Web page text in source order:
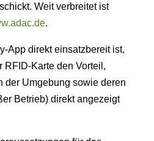
Weit verbreitet ist
.
App direkt einsatzbereit ist,
RFID-Karte den Vorteil,
der Umgebung sowie deren
Betrieb) direkt angezeigt